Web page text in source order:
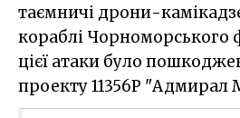
таємничі дрони-
кораблі Чорноморського
цієї атаки було
проекту 11356Р "Адмирал